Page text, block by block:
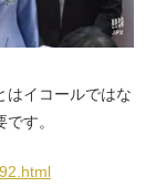
はイコールではな
す。